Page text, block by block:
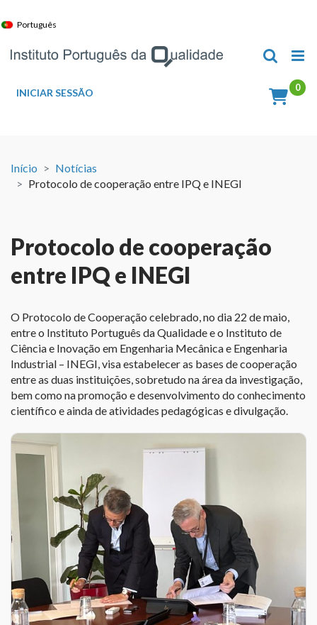
to
Português
INICIAR SESSÃO
Início
Notícias
Protocolo de cooperação entre IPQ e INEGI
Protocolo de cooperação
entre IPQ e INEGI
O Protocolo de Cooperação celebrado, no dia 22 de maio,
entre o Instituto Português da Qualidade e o Instituto de
Ciência e Inovação em Engenharia Mecânica e Engenharia
Industrial – INEGI, visa estabelecer as bases de cooperação
entre as duas instituições, sobretudo na área da investigação,
bem como na promoção e desenvolvimento do conhecimento
científico e ainda de atividades pedagógicas e divulgação.